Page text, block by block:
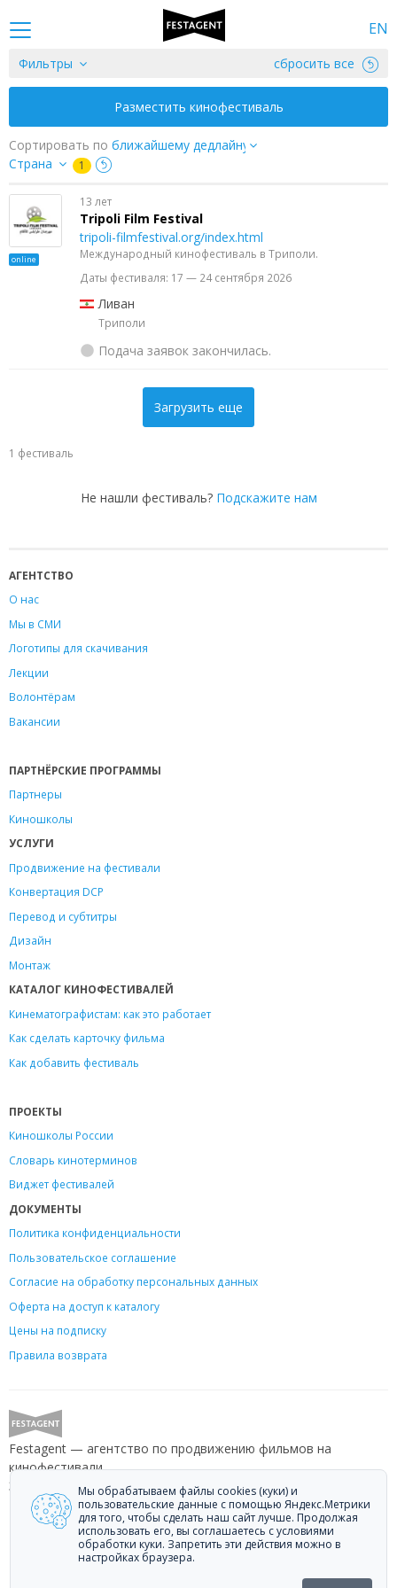
EN
Фильтры сбросить все
Разместить кинофестиваль
Сортировать по
Страна
1
online
13 лет
Tripoli Film Festival
tripoli-filmfestival.org/index.html
Международный кинофестиваль в Триполи.
Даты фестиваля: 17 — 24 сентября 2026
Ливан
Триполи
Подача заявок закончилась.
Загрузить еще
1 фестиваль
Не нашли фестиваль? Подскажите нам
АГЕНТСТВО
О нас
Мы в СМИ
Логотипы для скачивания
Лекции
Волонтёрам
Вакансии
ПАРТНЁРСКИЕ ПРОГРАММЫ
Партнеры
Киношколы
УСЛУГИ
Продвижение на фестивали
Конвертация DCP
Перевод и субтитры
Дизайн
Монтаж
КАТАЛОГ КИНОФЕСТИВАЛЕЙ
Кинематографистам: как это работает
Как сделать карточку фильма
Как добавить фестиваль
ПРОЕКТЫ
Киношколы России
Словарь кинотерминов
Виджет фестивалей
ДОКУМЕНТЫ
Политика конфиденциальности
Пользовательское соглашение
Согласие на обработку персональных данных
Оферта на доступ к каталогу
Цены на подписку
Правила возврата
Festagent — агентство по продвижению фильмов на
кинофестивали.
Звоните +7 (499) 113-78-80 или пишитеhello@festagent.com
© 2010—2026 Festagent. Использование материалов сайта
«Festagent.com» разрешено только при наличии активной ссылки на
источник.
Персональные данные, опубликованные на сайте, размещены с
согласия субъектов персональных данных. Условия и запреты не
Мы обрабатываем файлы cookies (куки) и
пользовательские данные с помощью Яндекс.Метрики
для того, чтобы сделать наш сайт лучше. Продолжая
использовать его, вы соглашаетесь с условиями
обработки куки. Запретить эти действия можно в
настройках браузера.